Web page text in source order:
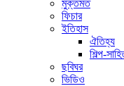
মুক্তমত
ফিচার
ইতিহাস
ঐতিহ্য
শিল্প-
ছবিঘর
ভিডিও